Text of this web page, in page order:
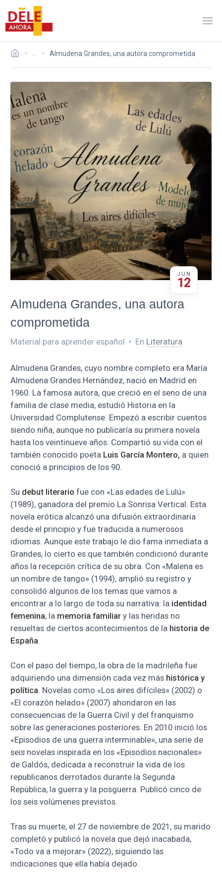
Almudena Grandes, una autora comprometida
JUN
12
Almudena Grandes, una autora
comprometida
Material para aprender español • En Literatura
Almudena Grandes, cuyo nombre completo era María
Almudena Grandes Hernández, nació en Madrid en
1960. La famosa autora, que creció en el seno de una
familia de clase media, estudió Historia en la
Universidad Complutense. Empezó a escribir cuentos
siendo niña, aunque no publicaría su primera novela
hasta los veintinueve años. Compartió su vida con el
también conocido poeta Luis García Montero, a quien
conoció a principios de los 90.
Su debut literario fue con «Las edades de Lulú»
(1989), ganadora del premio La Sonrisa Vertical. Esta
novela erótica alcanzó una difusión extraordinaria
desde el principio y fue traducida a numerosos
idiomas. Aunque este trabajo le dio fama inmediata a
Grandes, lo cierto es que también condicionó durante
años la recepción crítica de su obra. Con «Malena es
un nombre de tango» (1994), amplió su registro y
consolidó algunos de los temas que vamos a
encontrar a lo largo de toda su narrativa: la identidad
femenina, la memoria familiar y las heridas no
resueltas de ciertos acontecimientos de la historia de
España.
Con el paso del tiempo, la obra de la madrileña fue
adquiriendo una dimensión cada vez más histórica y
política. Novelas como «Los aires difíciles» (2002) o
«El corazón helado» (2007) ahondaron en las
consecuencias de la Guerra Civil y del franquismo
sobre las generaciones posteriores. En 2010 inició los
«Episodios de una guerra interminable», una serie de
seis novelas inspirada en los «Episodios nacionales»
de Galdós, dedicada a reconstruir la vida de los
republicanos derrotados durante la Segunda
República, la guerra y la posguerra. Publicó cinco de
los seis volúmenes previstos.
Tras su muerte, el 27 de noviembre de 2021, su marido
completó y publicó la novela que dejó inacabada,
«Todo va a mejorar» (2022), siguiendo las
indicaciones que ella había dejado.